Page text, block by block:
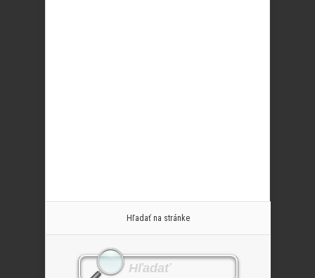
Hľadať na stránke